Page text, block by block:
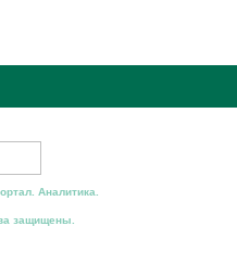
Аналитика.
защищены.